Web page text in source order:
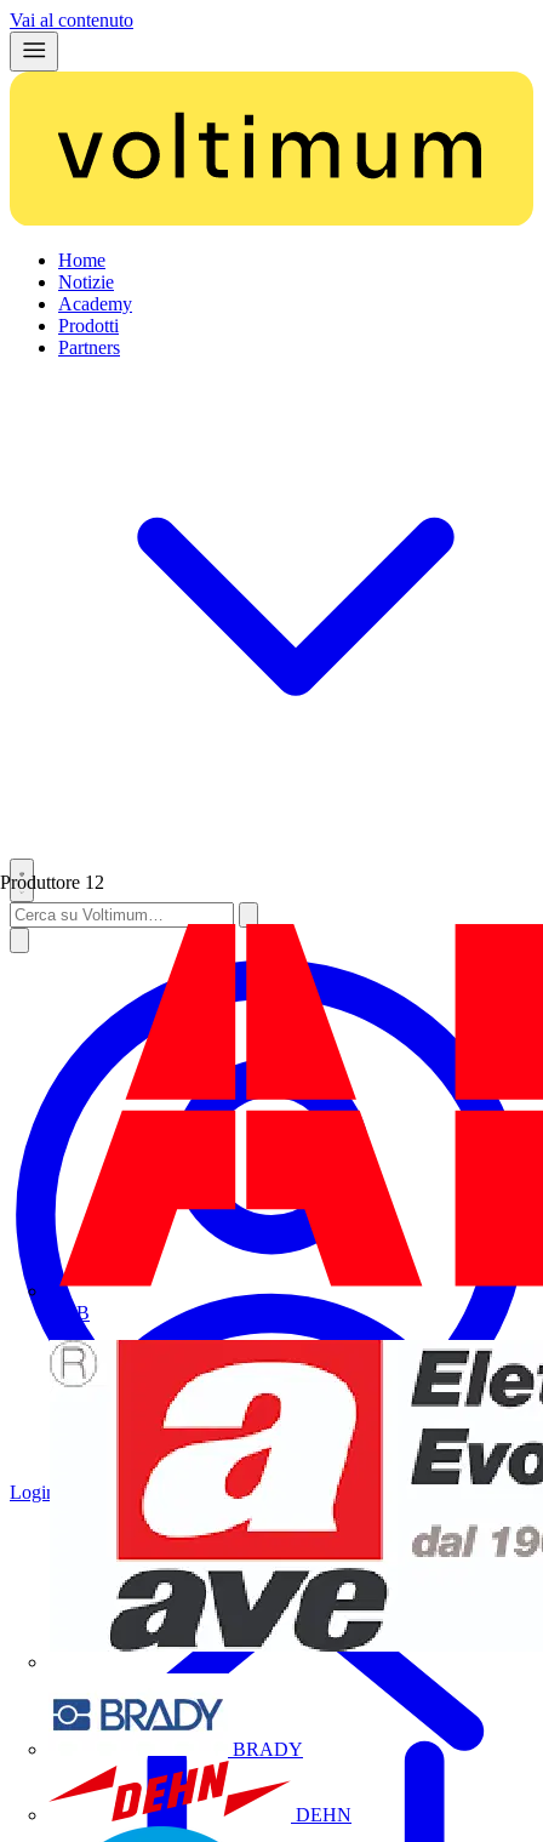
Vai al contenuto
Home
Notizie
Academy
Prodotti
Partners
Produttore 12
ABB
BRADY
DEHN
Login